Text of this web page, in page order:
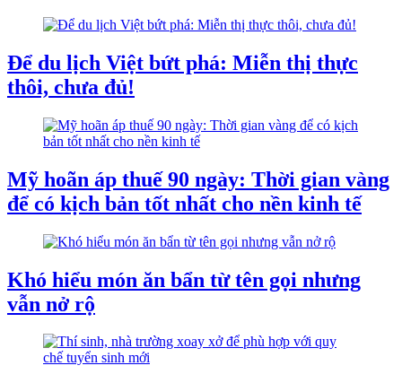
Để du lịch Việt bứt phá: Miễn thị thực
thôi, chưa đủ!
Mỹ hoãn áp thuế 90 ngày: Thời gian vàng
để có kịch bản tốt nhất cho nền kinh tế
Khó hiểu món ăn bẩn từ tên gọi nhưng
vẫn nở rộ